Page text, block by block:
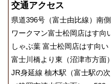
交通アクセス
県道396号（富士由比線）南
ワークマン富士松岡店はす向
しゃぶ葉 富士松岡店はす向
富士川橋より東（沼津市方面
JR身延線 柚木駅（富士駅の